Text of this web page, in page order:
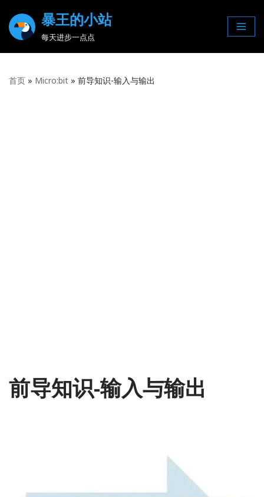
Skip
暴王的小站
每天进步一点点
首页 » Micro:bit » 前导知识-输入与输出
前导知识-输入与输出